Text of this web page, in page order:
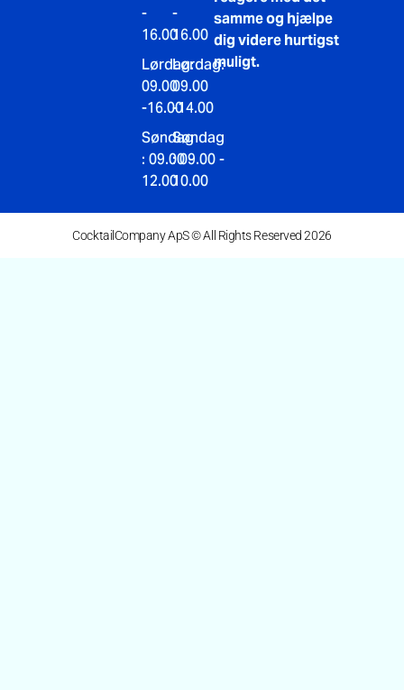
-
16.00
Lørdag:
09.00
-16.00
Søndag
: 09.00 -
12.00
-
16.00
Lørdag:
09.00
-14.00
Søndag
: 09.00 -
10.00
samme og hjælpe
dig videre hurtigst
muligt.
CocktailCompany ApS © All Rights Reserved 2026